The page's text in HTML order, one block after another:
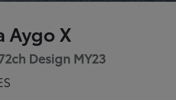
Aygo X
Design MY23